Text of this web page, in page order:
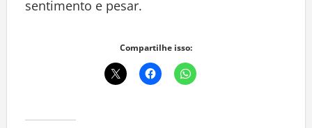
sentimento e pesar.
Compartilhe isso: